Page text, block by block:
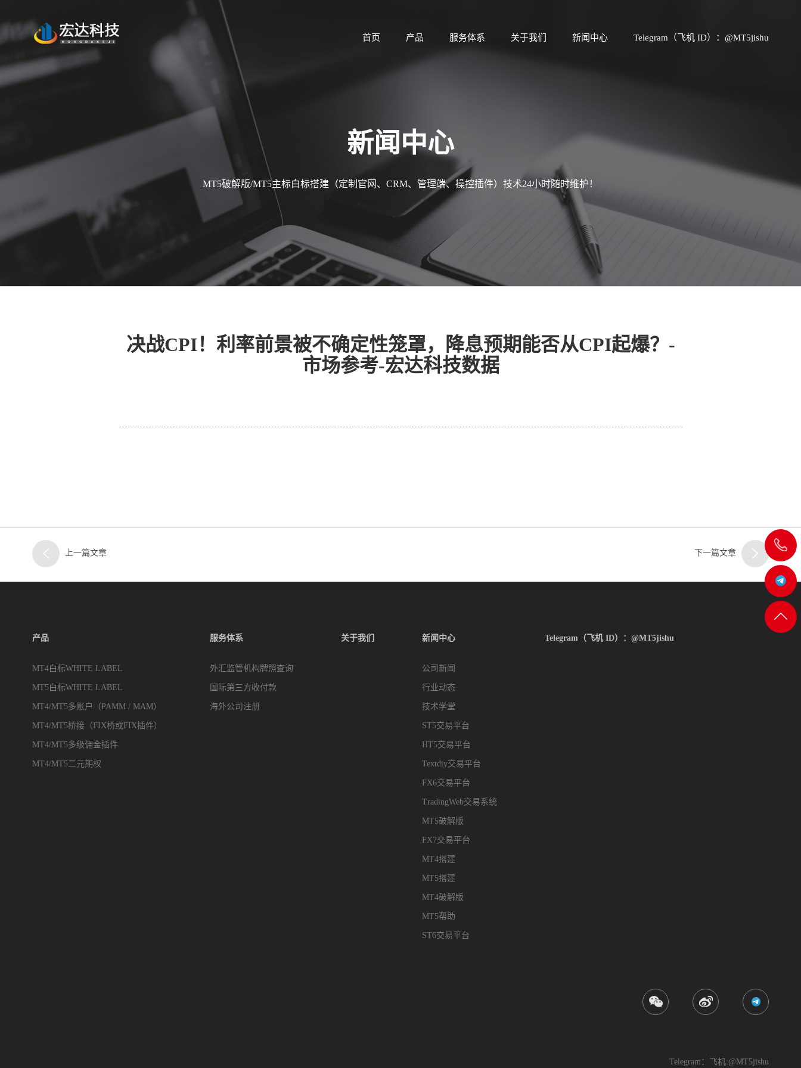
首页 产品 服务体系 关于我们 新闻中心 Telegram（飞机 ID）：@MT5jishu
飞
机
客服
返回
新闻中心
MT5破解版/MT5主标白标搭建（定制官网、CRM、管理端、操控插件）技术24小时随时维护！
决战CPI！利率前景被不确定性笼罩，降息预期能否从CPI起爆？-
市场参考-宏达科技数据
上一篇文章 下一篇文章
产品
MT4白标WHITE LABEL
MT5白标WHITE LABEL
MT4/MT5多账户（PAMM / MAM）
MT4/MT5桥接（FIX桥或FIX插件）
MT4/MT5多级佣金插件
MT4/MT5二元期权
服务体系
外汇监管机构牌照查询
国际第三方收付款
海外公司注册
关于我们 新闻中心
公司新闻
行业动态
技术学堂
ST5交易平台
HT5交易平台
Textdiy交易平台
FX6交易平台
TradingWeb交易系统
MT5破解版
FX7交易平台
MT4搭建
MT5搭建
MT4破解版
MT5帮助
ST6交易平台
Telegram（飞机 ID）：@MT5jishu
Telegram：飞机:@MT5jishu